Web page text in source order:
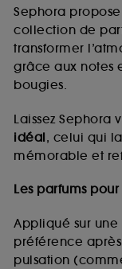
Sephora
collection de
transformer
grâce aux notes
bougies.
Laissez Sephora
idéal, celui qui
mémorable et
Les parfums
Appliqué sur
préférence
pulsation
de vous
sites tiers et
des pages
navigation,
d’en
Cookies de
fraudes aux
usurpations
Cookies
permettant
certaines